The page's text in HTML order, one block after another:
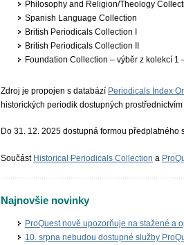
Philosophy and Religion/Theology
Spanish Language Collection
British Periodicals Collection I
British Periodicals Collection II
Foundation Collection – výběr z kolekcí 1
Zdroj je propojen s databází Periodicals Index
historických periodik dostupných
Do 31. 12. 2025 dostupná formou předplatného
Součást Historical Periodicals Collection a
Najnovšie novinky
ProQuest nově upozorňuje na stažené a
10. srpna nebudou dostupné služby